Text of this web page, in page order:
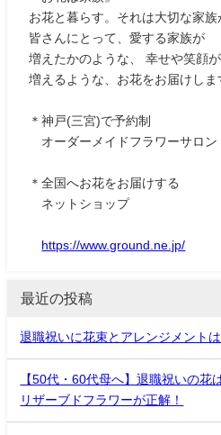
お花と暮らす。それは大切な家族
皆さんにとって、愛する家族が
増えたかのような、 幸せや笑顔が
増えるような、お花をお届けしま
＊神戸(三宮)で予約制
オーダーメイドフラワーサロン
＊全国へお花をお届けする
ネットショップ
https://www.ground.ne.jp/
最近の投稿
退職祝いに花束とアレンジメント
【50代・60代母へ】退職祝いの花
リザーブドフラワーが正解！